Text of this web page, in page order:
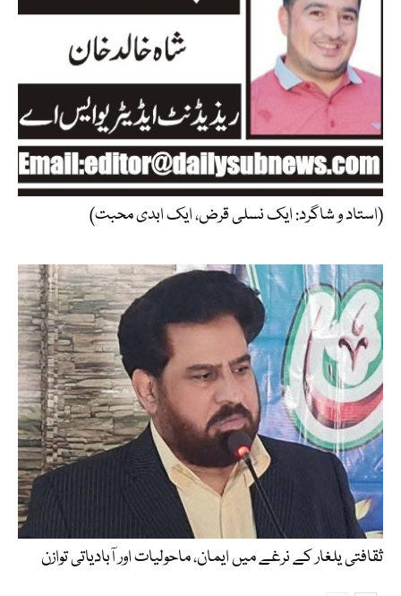
(استاد و شاگرد: ایک نسلی قرض، ایک ابدی محبت)
​ثقافتی یلغار کے نرغے میں ایمان، ماحولیات اور آبادیاتی توازن